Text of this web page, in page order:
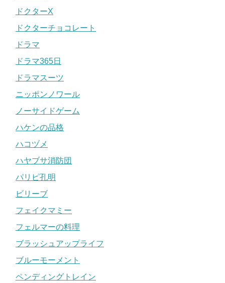
ドクターX
ドクターチョコレート
ドラマ
ドラマ365日
ドラマスーツ
ニッポンノワール
ノーサイドゲーム
ハケンの品格
ハコヅメ
ハヤブサ消防団
パリピ孔明
ビリーブ
フェイクマミー
フェルマーの料理
ブラッシュアップライフ
ブルーモーメント
ペンディングトレイン